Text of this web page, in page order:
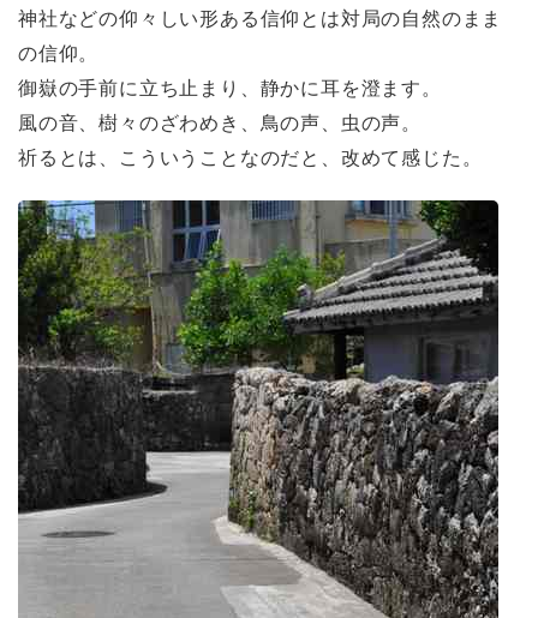
神社などの仰々しい形ある信仰とは対局の自然のまま
の信仰。
御嶽の手前に立ち止まり、静かに耳を澄ます。
風の音、樹々のざわめき、鳥の声、虫の声。
祈るとは、こういうことなのだと、改めて感じた。